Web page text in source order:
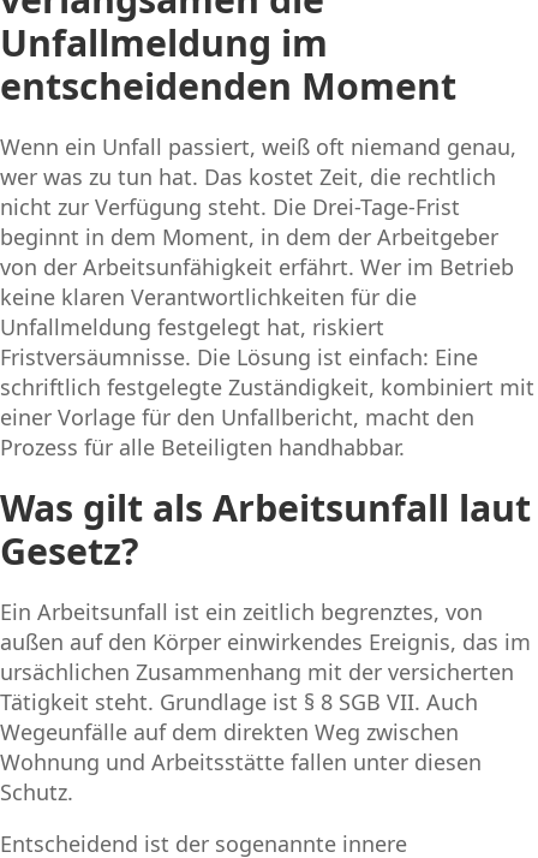
Unfallmeldung im
entscheidenden Moment
Wenn ein Unfall passiert, weiß oft niemand genau,
wer was zu tun hat. Das kostet Zeit, die rechtlich
nicht zur Verfügung steht. Die Drei-Tage-Frist
beginnt in dem Moment, in dem der Arbeitgeber
von der Arbeitsunfähigkeit erfährt. Wer im Betrieb
keine klaren Verantwortlichkeiten für die
Unfallmeldung festgelegt hat, riskiert
Fristversäumnisse. Die Lösung ist einfach: Eine
schriftlich festgelegte Zuständigkeit, kombiniert mit
einer Vorlage für den Unfallbericht, macht den
Prozess für alle Beteiligten handhabbar.
Was gilt als Arbeitsunfall laut
Gesetz?
Ein Arbeitsunfall ist ein zeitlich begrenztes, von
außen auf den Körper einwirkendes Ereignis, das im
ursächlichen Zusammenhang mit der versicherten
Tätigkeit steht. Grundlage ist § 8 SGB VII. Auch
Wegeunfälle auf dem direkten Weg zwischen
Wohnung und Arbeitsstätte fallen unter diesen
Schutz.
Entscheidend ist der sogenannte innere